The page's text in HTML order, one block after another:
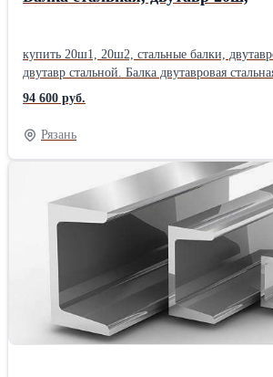
купить 20ш1, 20ш2, стальные балки,
двутавр стальной. Балка двутавровая
Изготовитель - НТМК.СТО АСЧМ 20-93,
стальной сортамент . балка купить, балка
уточняйте по телефону. Марка стали, ст3сп,
С345. Нормальные двутавры: балка 20Б,
50Б, 55Б, 60Б, 70Б. Широкополочный
30Ш, 35Ш, 40Ш, 45Ш, 50Ш, 60Ш, 70Ш,
Двутавр колонный: балка 20К, 25К, 30К,
монорельсовая: 24М, 30М, 36М, 45М. Балки
собственных складов, из первых рук.
сертификат. Есть склады в 45 городах
на экспорт.Производитель: ЕВРАЗ НТМК
Горячекатаный Марка металла: Ст 3пс/сп
94 600 руб.
Рязань